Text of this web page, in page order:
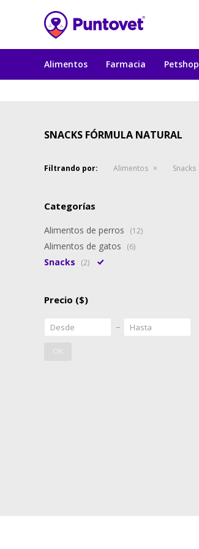
Alimentos Farmacia Petshop
SNACKS FÓRMULA NATURAL
Filtrando por: Alimentos Snacks
Categorías
Alimentos de perros (12)
Alimentos de gatos (6)
Snacks (2)
Precio ($)
OK